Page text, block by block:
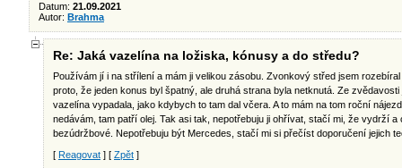
Datum: 21.09.2021
Autor: Brahma
Re: Jaká vazelína na ložiska, kónusy a do středu?
Používám jí i na střílení a mám ji velikou zásobu. Zvonkový střed jsem
proto, že jeden konus byl špatný, ale druhá strana byla netknutá. Ze
vazelína vypadala, jako kdybych to tam dal včera. A to mám na tom roční
nedávám, tam patří olej. Tak asi tak, nepotřebuju ji ohřívat, stačí mi, že vydrží
bezúdržbové. Nepotřebuju být Mercedes, stačí mi si přečíst doporučení jejich
[ Reagovat ] [ Zpět ]